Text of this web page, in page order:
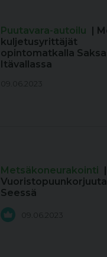
Puutavara-autoilu |
kuljetusyrittäjät
opintomatkalla
Itävallassa
09.06.2023
Metsäkoneurakointi |
Seessä
09.06.2023